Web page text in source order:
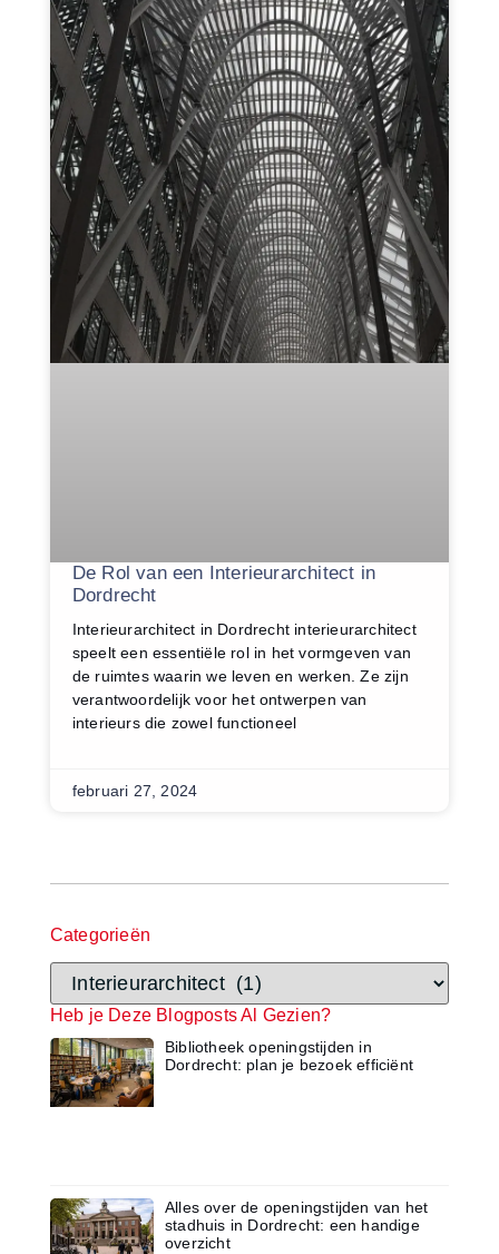
Categorieën
Heb je Deze Blogposts Al Gezien?
Bibliotheek openingstijden in
Dordrecht: plan je bezoek efficiënt
Alles over de openingstijden van het
stadhuis in Dordrecht: een handige
overzicht
De Rol van een Interieurarchitect in
Dordrecht
Interieurarchitect in Dordrecht interieurarchitect
speelt een essentiële rol in het vormgeven van
de ruimtes waarin we leven en werken. Ze zijn
verantwoordelijk voor het ontwerpen van
interieurs die zowel functioneel
februari 27, 2024